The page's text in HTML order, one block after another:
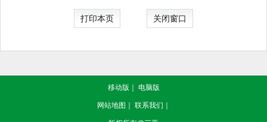
打印本页 关闭窗口
移动版 ｜ 电脑版
网站地图 ｜ 联系我们 ｜